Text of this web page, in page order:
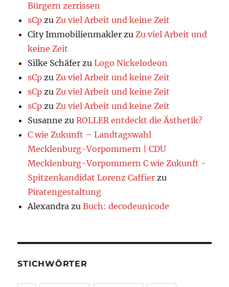
Bürgern zerrissen
sCp zuZu viel Arbeit und keine Zeit
City Immobilienmakler zuZu viel Arbeit und
keine Zeit
Silke Schäfer zuLogo Nickelodeon
sCp zuZu viel Arbeit und keine Zeit
sCp zuZu viel Arbeit und keine Zeit
sCp zuZu viel Arbeit und keine Zeit
Susanne zuROLLER entdeckt die Ästhetik?
C wie Zukunft – Landtagswahl
Mecklenburg-Vorpommern | CDU
Mecklenburg-Vorpommern C wie Zukunft -
Spitzenkandidat Lorenz Caffier zu
Piratengestaltung
Alexandra zuBuch: decodeunicode
STICHWÖRTER